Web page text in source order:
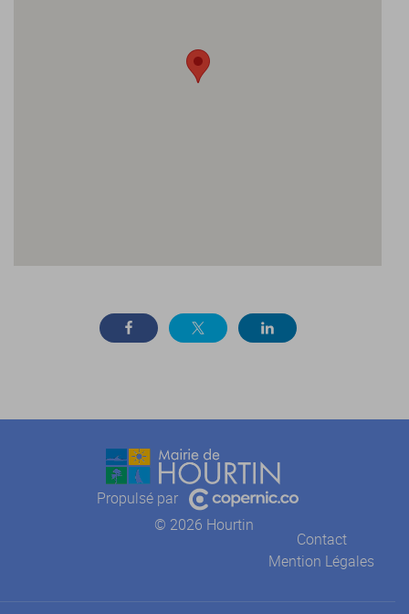
Propulsé par
© 2026 Hourtin
Contact
Mention Légales